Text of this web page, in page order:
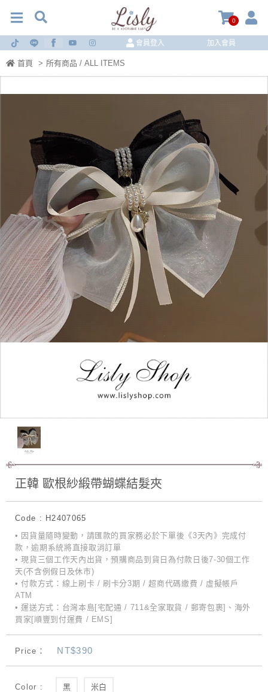
0
會員登入 加入會員
首頁 > 所有商品 / ALL ITEMS
正韓 歐根紗緞帶蝴蝶結髮夾
Code : H2407065
• 因貨量隨時變動，請匯款的買家務必於下單後《3天內》完成付
款，逾期系統將直接取消訂單
• 現貨三個工作天內出貨，預購商品到貨日為付款日後7-30個工作
天(不含例假日及休市)
• 付款方式：線上刷卡 / 刷卡分3期 / 超商代碼繳費 / 虛擬帳戶
ATM
• 運送方式：台灣本島[宅配通 / 711&全家取貨 / 郵寄包裹]、海外
買家[順豐到付運費 / EMS]
Price： NT$390
Color : 黑 米白